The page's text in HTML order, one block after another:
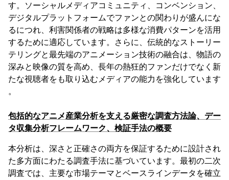
す。ソーシャルメディアコミュニティ、コンベンション、
デジタルプラットフォームでファンとの関わりが盛んにな
るにつれ、利害関係者の戦略は多様な消費パターンを活用
するために適応しています。さらに、伝統的なストーリー
テリングと最先端のアニメーション技術の融合は、物語の
深みと映像の質を高め、長年の熱狂的ファンだけでなく新
たな視聴者をも取り込むメディアの能力を強化しています
。
包括的なアニメ産業分析を支える厳密な調査方法論、デー
タ収集分析フレームワーク、検証手法の概要
本分析は、深さと正確さの両方を保証するために設計され
た多方面にわたる調査手法に基づいています。最初の二次
調査では、主要な市場テーマとベースラインデータを確立